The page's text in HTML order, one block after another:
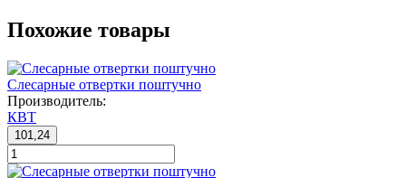
Похожие товары
Слесарные отвертки поштучно
Производитель:
КВТ
101,24